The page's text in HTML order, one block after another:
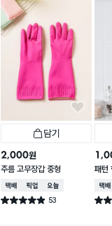
담기
2,000원
주름 고무장갑 중형
택배배송매장픽업오늘배송
별점 4.9점 53
건 작성
패턴
30
택배
별점